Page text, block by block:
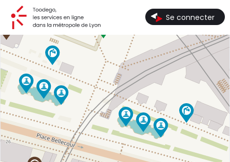
Se connecter